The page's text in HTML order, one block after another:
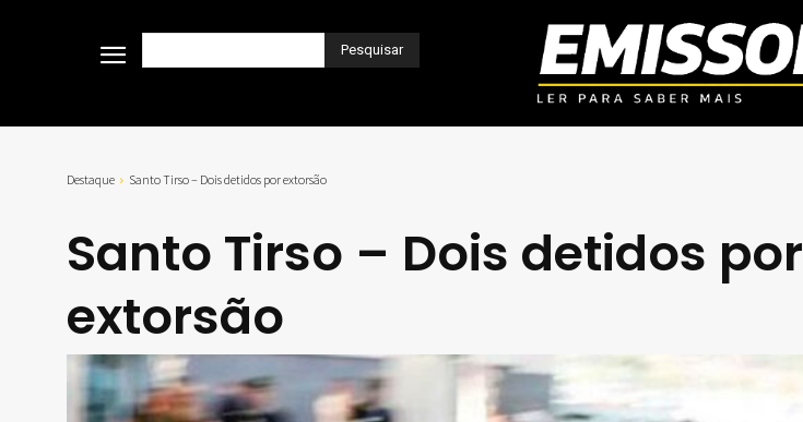
Pesquisar
Destaque Santo Tirso – Dois detidos por extorsão
Santo Tirso – Dois detidos por
extorsão